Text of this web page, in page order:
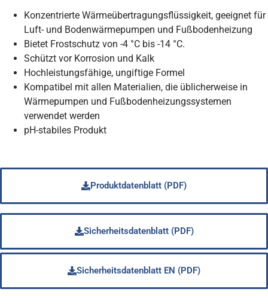
Konzentrierte Wärmeübertragungsflüssigkeit, geeignet für
Luft- und Bodenwärmepumpen und Fußbodenheizung
Bietet Frostschutz von -4 °C bis -14 °C.
Schützt vor Korrosion und Kalk
Hochleistungsfähige, ungiftige Formel
Kompatibel mit allen Materialien, die üblicherweise in
Wärmepumpen und Fußbodenheizungssystemen
verwendet werden
pH-stabiles Produkt
Produktdatenblatt (PDF)
Sicherheitsdatenblatt (PDF)
Sicherheitsdatenblatt EN (PDF)